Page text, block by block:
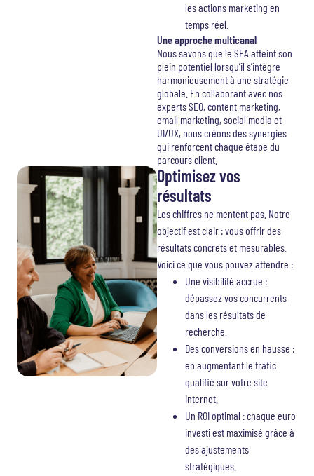
les actions marketing en
temps réel.
Une approche multicanal
Nous savons que le SEA atteint son
plein potentiel lorsqu’il s’intègre
harmonieusement à une stratégie
globale. En collaborant avec nos
experts SEO, content marketing,
email marketing, social media et
UI/UX, nous créons des synergies
qui renforcent chaque étape du
parcours client.
Optimisez vos
résultats
Les chiffres ne mentent pas. Notre
objectif est clair : vous offrir des
résultats concrets et mesurables.
Voici ce que vous pouvez attendre :
Une visibilité accrue :
dépassez vos concurrents
dans les résultats de
recherche.
Des conversions en hausse :
en augmentant le trafic
qualifié sur votre site
internet.
Un ROI optimal : chaque euro
investi est maximisé grâce à
des ajustements
stratégiques.